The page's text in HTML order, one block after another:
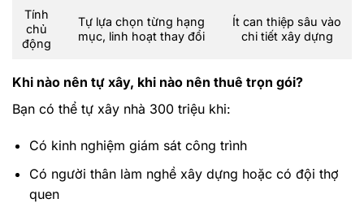
Tính
chủ
động
Tự lựa chọn từng hạng
mục, linh hoạt thay đổi
Ít can thiệp sâu vào
chi tiết xây dựng
Khi nào nên tự xây, khi nào nên thuê trọn gói?
Bạn có thể tự xây nhà 300 triệu khi:
Có kinh nghiệm giám sát công trình
Có người thân làm nghề xây dựng hoặc có đội thợ
quen